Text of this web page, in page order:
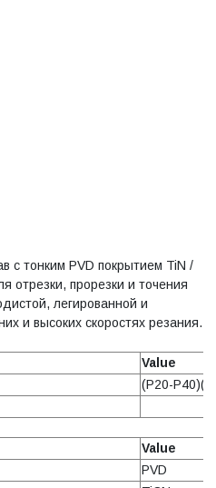
с тонким PVD покрытием TiN /
отрезки, прорезки и точения
легированной и
и высоких скоростях резания.
Value
(P20-
Value
PVD